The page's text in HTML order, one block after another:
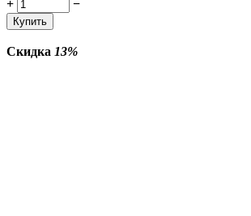
+
−
Купить
Скидка 13%